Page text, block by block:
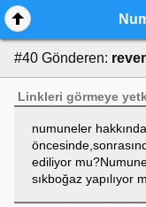
#40 Gönderen:
Linkleri görmeye
numuneler
ediliyor
sıkboğaz yapılıyor